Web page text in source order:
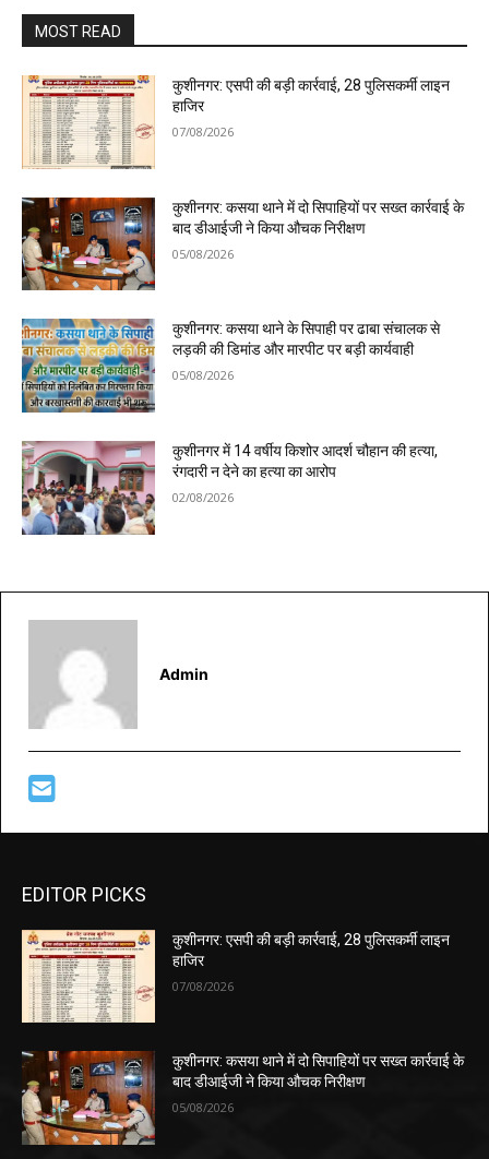
MOST READ
कुशीनगर: एसपी की बड़ी कार्रवाई, 28 पुलिसकर्मी लाइन
हाजिर
07/08/2026
कुशीनगर: कसया थाने में दो सिपाहियों पर सख्त कार्रवाई के
बाद डीआईजी ने किया औचक निरीक्षण
05/08/2026
कुशीनगर: कसया थाने के सिपाही पर ढाबा संचालक से
लड़की की डिमांड और मारपीट पर बड़ी कार्यवाही
05/08/2026
कुशीनगर में 14 वर्षीय किशोर आदर्श चौहान की हत्या,
रंगदारी न देने का हत्या का आरोप
02/08/2026
Admin
EDITOR PICKS
कुशीनगर: एसपी की बड़ी कार्रवाई, 28 पुलिसकर्मी लाइन
हाजिर
07/08/2026
कुशीनगर: कसया थाने में दो सिपाहियों पर सख्त कार्रवाई के
बाद डीआईजी ने किया औचक निरीक्षण
05/08/2026